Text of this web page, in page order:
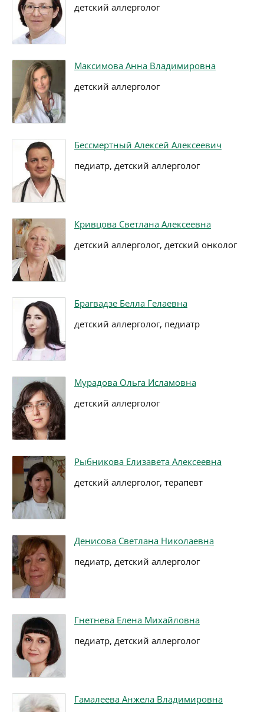
детский аллерголог
Максимова Анна Владимировна
детский аллерголог
Бессмертный Алексей Алексеевич
педиатр, детский аллерголог
Кривцова Светлана Алексеевна
детский аллерголог, детский онколог
Брагвадзе Белла Гелаевна
детский аллерголог, педиатр
Мурадова Ольга Исламовна
детский аллерголог
Рыбникова Елизавета Алексеевна
детский аллерголог, терапевт
Денисова Светлана Николаевна
педиатр, детский аллерголог
Гнетнева Елена Михайловна
педиатр, детский аллерголог
Гамалеева Анжела Владимировна